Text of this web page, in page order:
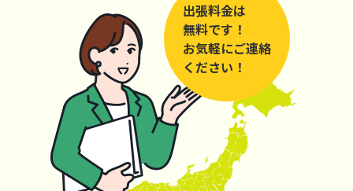
出張料金は
無料です！
お気軽にご連絡
ください！